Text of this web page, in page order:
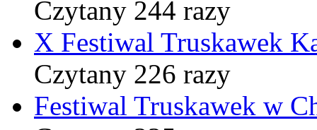
Czytany 244 razy
X Festiwal Truskawek
Czytany 226 razy
Festiwal Truskawek w